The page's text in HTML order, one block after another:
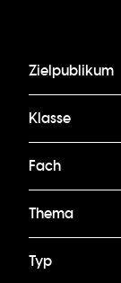
Zielpublikum
Klasse
Fach
Thema
Typ